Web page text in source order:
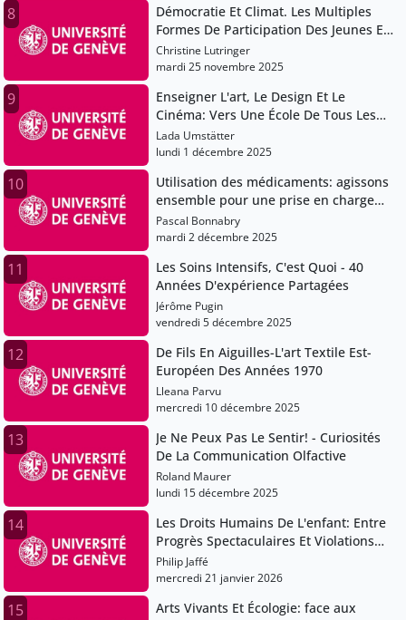
8
Démocratie Et Climat. Les Multiples
Formes De Participation Des Jeunes En
Europe
Christine Lutringer
mardi 25 novembre 2025
9
Enseigner L'art, Le Design Et Le
Cinéma: Vers Une École De Tous Les
Possibles
Lada Umstätter
lundi 1 décembre 2025
10
Utilisation des médicaments: agissons
ensemble pour une prise en charge
sûre et efficace
Pascal Bonnabry
mardi 2 décembre 2025
11
Les Soins Intensifs, C'est Quoi - 40
Années D'expérience Partagées
Jérôme Pugin
vendredi 5 décembre 2025
12
De Fils En Aiguilles-L'art Textile Est-
Européen Des Années 1970
Lleana Parvu
mercredi 10 décembre 2025
13
Je Ne Peux Pas Le Sentir! - Curiosités
De La Communication Olfactive
Roland Maurer
lundi 15 décembre 2025
14
Les Droits Humains De L'enfant: Entre
Progrès Spectaculaires Et Violations
Graves Et Systématiques
Philip Jaffé
mercredi 21 janvier 2026
15
Arts Vivants Et Écologie: face aux